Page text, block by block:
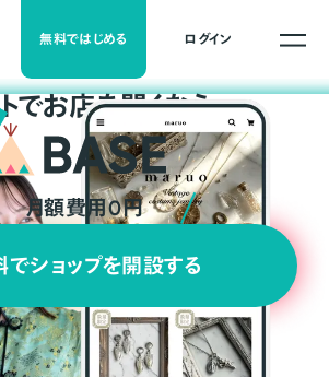
無料ではじめる ログイン
トでお店を開くなら
月額費用0円
でショップを開設する